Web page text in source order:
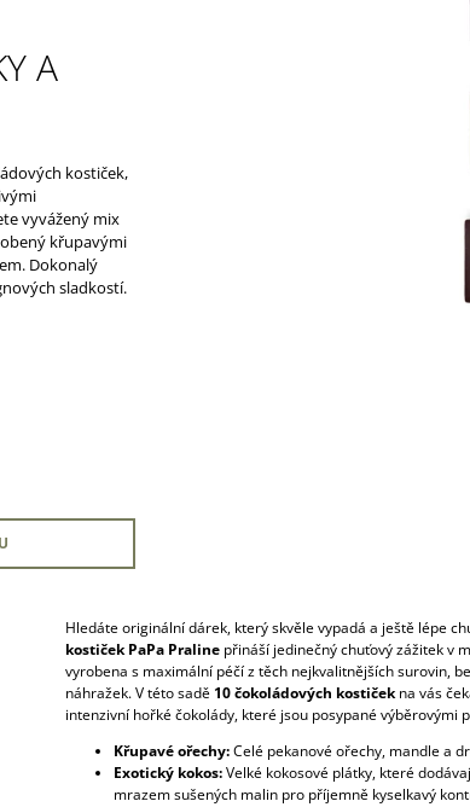
A
kostiček,
vyvážený mix
křupavými
Dokonalý
sladkostí.
Hledáte originální dárek, který skvěle vypadá a ještě lépe
kostiček PaPa Praline přináší jedinečný chuťový zážitek v
vyrobena s maximální péčí z těch nejkvalitnějších surovin,
náhražek. V této sadě 10 čokoládových kostičekna vás
intenzivní hořké čokolády, které jsou posypané výběrovými
Křupavé ořechy:Celé pekanové ořechy, mandle a
Exotický kokos:Velké kokosové plátky, které
mrazem sušených malin pro příjemně kyselkavý